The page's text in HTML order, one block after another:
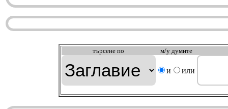
търсeне по м/у думите
и или